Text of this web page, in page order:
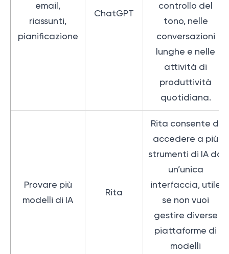
email,
riassunti,
pianificazione
ChatGPT
controllo del
tono, nelle
conversazioni
lunghe e nelle
attività di
produttività
quotidiana.
Provare più
modelli di IA
Rita
Rita consente di
accedere a più
strumenti di IA da
un’unica
interfaccia, utile
se non vuoi
gestire diverse
piattaforme di
modelli